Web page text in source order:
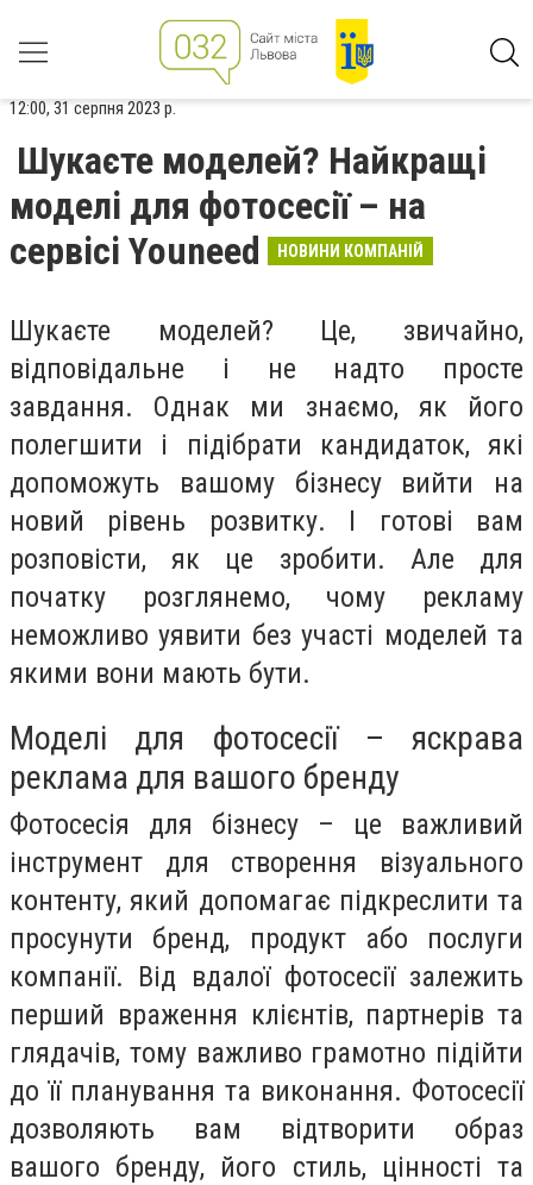
12:00, 31 серпня 2023 р.
Шукаєте моделей? Найкращі
моделі для фотосесії – на
сервісі Youneed
НОВИНИ КОМПАНІЙ
Шукаєте моделей? Це, звичайно,
відповідальне і не надто просте
завдання. Однак ми знаємо, як його
полегшити і підібрати кандидаток, які
допоможуть вашому бізнесу вийти на
новий рівень розвитку. І готові вам
розповісти, як це зробити. Але для
початку розглянемо, чому рекламу
неможливо уявити без участі моделей та
якими вони мають бути.
Моделі для фотосесії – яскрава
реклама для вашого бренду
Фотосесія для бізнесу – це важливий
інструмент для створення візуального
контенту, який допомагає підкреслити та
просунути бренд, продукт або послуги
компанії. Від вдалої фотосесії залежить
перший враження клієнтів, партнерів та
глядачів, тому важливо грамотно підійти
до її планування та виконання. Фотосесії
дозволяють вам відтворити образ
вашого бренду, його стиль, цінності та